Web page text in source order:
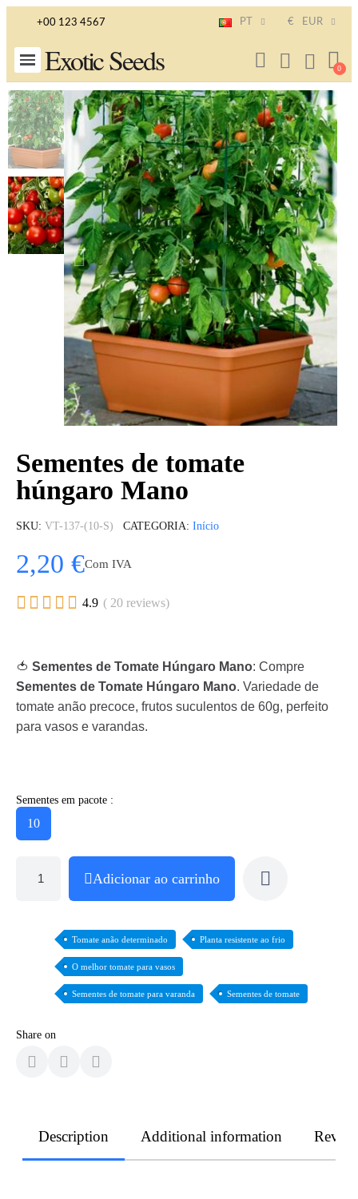
+00 123 4567 PT € EUR
Exotic Seeds
Sementes de tomate
húngaro Mano
SKU VT-137-(10-S) CATEGORIA Início
2,20 €Com IVA
     4.9 ( 20 reviews)
🍅 Sementes de Tomate Húngaro Mano: Compre
Sementes de Tomate Húngaro Mano. Variedade de
tomate anão precoce, frutos suculentos de 60g, perfeito
para vasos e varandas.
Sementes em pacote :
10
Adicionar ao carrinho
Tomate anão determinado Planta resistente ao frio
O melhor tomate para vasos
Sementes de tomate para varanda Sementes de tomate
Share on
Description Additional information